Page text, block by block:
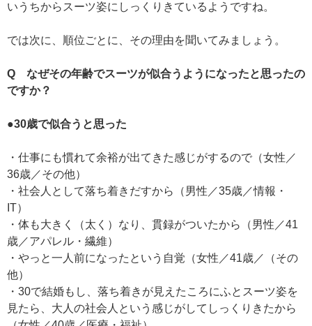
いうちからスーツ姿にしっくりきているようですね。
では次に、順位ごとに、その理由を聞いてみましょう。
Q なぜその年齢でスーツが似合うようになったと思ったの
ですか？
●30歳で似合うと思った
・仕事にも慣れて余裕が出てきた感じがするので（女性／
36歳／その他）
・社会人として落ち着きだすから（男性／35歳／情報・
IT）
・体も大きく（太く）なり、貫録がついたから（男性／41
歳／アパレル・繊維）
・やっと一人前になったという自覚（女性／41歳／（その
他）
・30で結婚もし、落ち着きが見えたころにふとスーツ姿を
見たら、大人の社会人という感じがしてしっくりきたから